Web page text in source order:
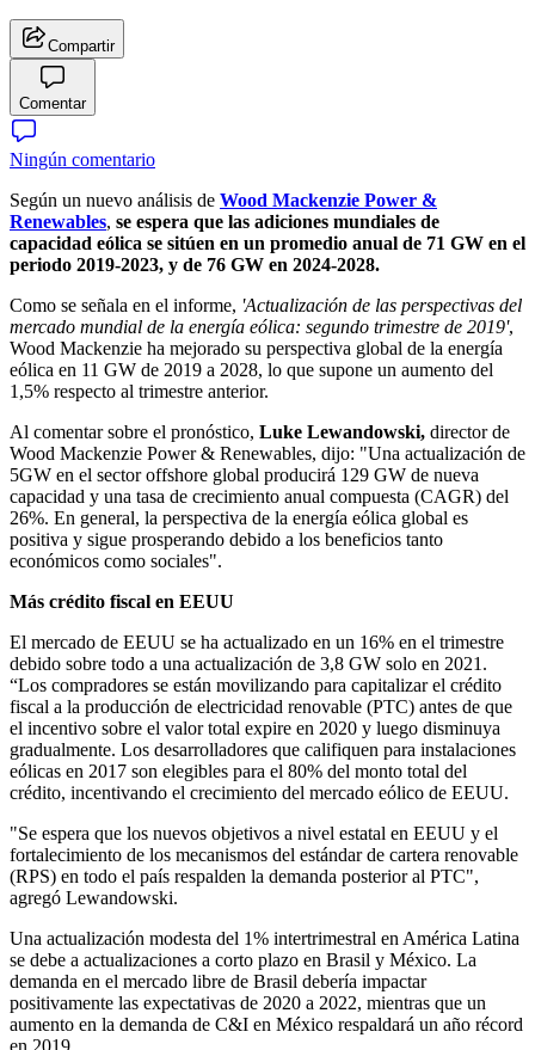
Compartir
Comentar
Ningún comentario
Según un nuevo análisis de Wood Mackenzie Power &
Renewables, se espera que las adiciones mundiales de
capacidad eólica se sitúen en un promedio anual de 71 GW en el
periodo 2019-2023, y de 76 GW en 2024-2028.
Como se señala en el informe, 'Actualización de las perspectivas del
mercado mundial de la energía eólica: segundo trimestre de 2019',
Wood Mackenzie ha mejorado su perspectiva global de la energía
eólica en 11 GW de 2019 a 2028, lo que supone un aumento del
1,5% respecto al trimestre anterior.
Al comentar sobre el pronóstico, Luke Lewandowski, director de
Wood Mackenzie Power & Renewables, dijo: "Una actualización de
5GW en el sector offshore global producirá 129 GW de nueva
capacidad y una tasa de crecimiento anual compuesta (CAGR) del
26%. En general, la perspectiva de la energía eólica global es
positiva y sigue prosperando debido a los beneficios tanto
económicos como sociales".
Más crédito fiscal en EEUU
El mercado de EEUU se ha actualizado en un 16% en el trimestre
debido sobre todo a una actualización de 3,8 GW solo en 2021.
“Los compradores se están movilizando para capitalizar el crédito
fiscal a la producción de electricidad renovable (PTC) antes de que
el incentivo sobre el valor total expire en 2020 y luego disminuya
gradualmente. Los desarrolladores que califiquen para instalaciones
eólicas en 2017 son elegibles para el 80% del monto total del
crédito, incentivando el crecimiento del mercado eólico de EEUU.
"Se espera que los nuevos objetivos a nivel estatal en EEUU y el
fortalecimiento de los mecanismos del estándar de cartera renovable
(RPS) en todo el país respalden la demanda posterior al PTC",
agregó Lewandowski.
Una actualización modesta del 1% intertrimestral en América Latina
se debe a actualizaciones a corto plazo en Brasil y México. La
demanda en el mercado libre de Brasil debería impactar
positivamente las expectativas de 2020 a 2022, mientras que un
aumento en la demanda de C&I en México respaldará un año récord
en 2019.